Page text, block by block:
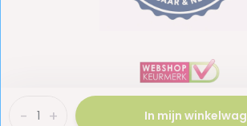
+
- In mijn